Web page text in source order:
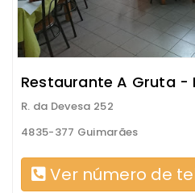
Restaurante A Gruta -
R. da Devesa 252
4835-377 Guimarães
Ver número de